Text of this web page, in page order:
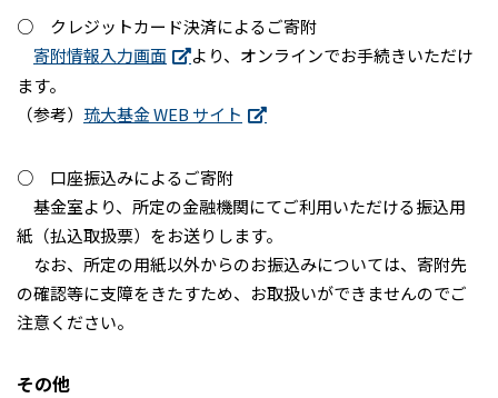
○ クレジットカード決済によるご寄附
寄附情報入力画面
より、オンラインでお手続きいただけ
ます。
（参考） 琉大基金 WEB サイト
○ 口座振込みによるご寄附
基金室より、所定の金融機関にてご利用いただける振込用
紙（払込取扱票）をお送りします。
なお、所定の用紙以外からのお振込みについては、寄附先
の確認等に支障をきたすため、お取扱いができませんのでご
注意ください。
その他